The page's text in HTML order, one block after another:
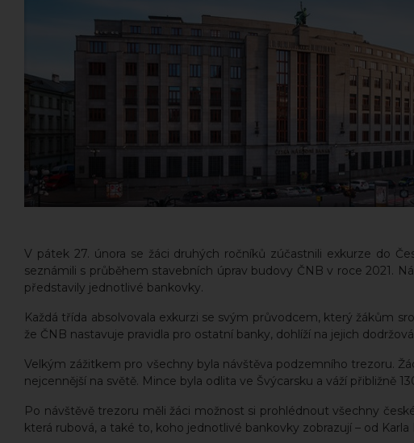
V pátek 27. února se žáci druhých ročníků zúčastnili exkurze do
seznámili s průběhem stavebních úprav budovy ČNB v roce 2021.
představily jednotlivé bankovky.
Každá třída absolvovala exkurzi se svým průvodcem, který žákům
že ČNB nastavuje pravidla pro ostatní banky, dohlíží na jejich
Velkým zážitkem pro všechny byla návštěva podzemního trezoru.
nejcennější na světě. Mince byla odlita ve Švýcarsku a váží přibližně
Po návštěvě trezoru měli žáci možnost si prohlédnout všechny
která rubová, a také to, koho jednotlivé bankovky zobrazují – od Karla